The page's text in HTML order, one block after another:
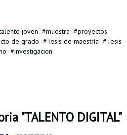
joven muestra
proyectos
de grado Tesis de maestría
Tesis
investigacion
"TALENTO DIGITAL"